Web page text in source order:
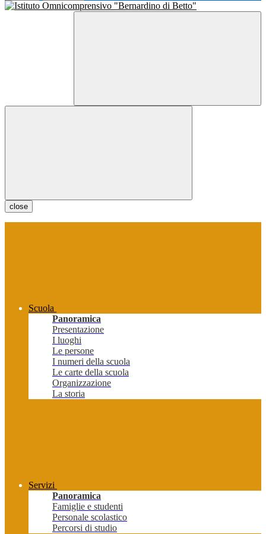
close
Scuola
Panoramica
Presentazione
I luoghi
Le persone
I numeri della scuola
Le carte della scuola
Organizzazione
La storia
Servizi
Panoramica
Famiglie e studenti
Personale scolastico
Percorsi di studio